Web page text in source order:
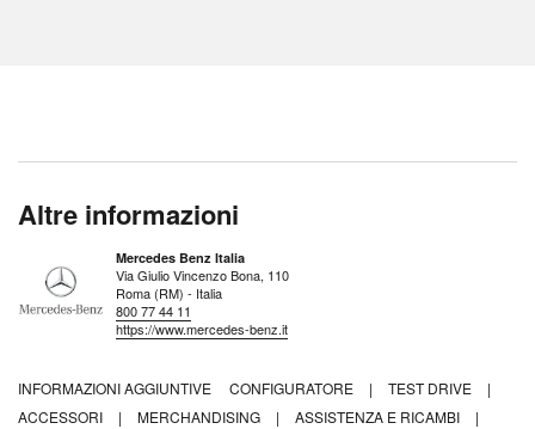
Altre informazioni
Mercedes Benz Italia
Via Giulio Vincenzo Bona, 110
Roma (RM) - Italia
800 77 44 11
https://www.mercedes-benz.it
INFORMAZIONI AGGIUNTIVE CONFIGURATORE | TEST DRIVE
|
ACCESSORI
| MERCHANDISING | ASSISTENZA E RICAMBI
|